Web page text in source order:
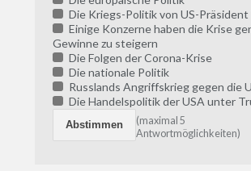
Die Kriegs-Politik von US-Präsident
Einige Konzerne haben die Krise
Gewinne zu steigern
Die Folgen der Corona-Krise
Die nationale Politik
Russlands Angriffskrieg gegen die
Die Handelspolitik der USA unter
(maximal 5
Antwortmöglichkeiten)